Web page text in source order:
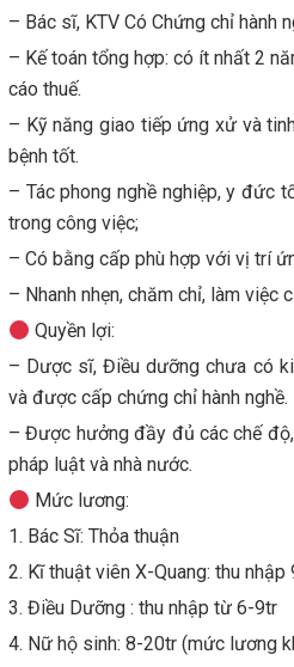
– Bác sĩ, KTV Có Chứng chỉ hành
– Kế toán tổng hợp: có ít nhất 2
cáo thuế.
– Kỹ năng giao tiếp ứng xử và
bệnh tốt.
– Tác phong nghề nghiệp, y đức
trong công việc;
– Có bằng cấp phù hợp với vị trí
– Nhanh nhẹn, chăm chỉ, làm việc
Quyền lợi:
– Dược sĩ, Điều dưỡng chưa có
và được cấp chứng chỉ hành nghề.
– Được hưởng đầy đủ các chế
pháp luật và nhà nước.
Mức lương:
1. Bác Sĩ: Thỏa thuận
2. Kĩ thuật viên X-Quang: thu nhập
3. Điều Dưỡng : thu nhập từ 6-9tr
4. Nữ hộ sinh: 8-20tr (mức lương